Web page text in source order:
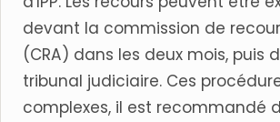
devant la commission de
(CRA) dans les deux mois, puis
tribunal judiciaire. Ces
complexes, il est recommandé